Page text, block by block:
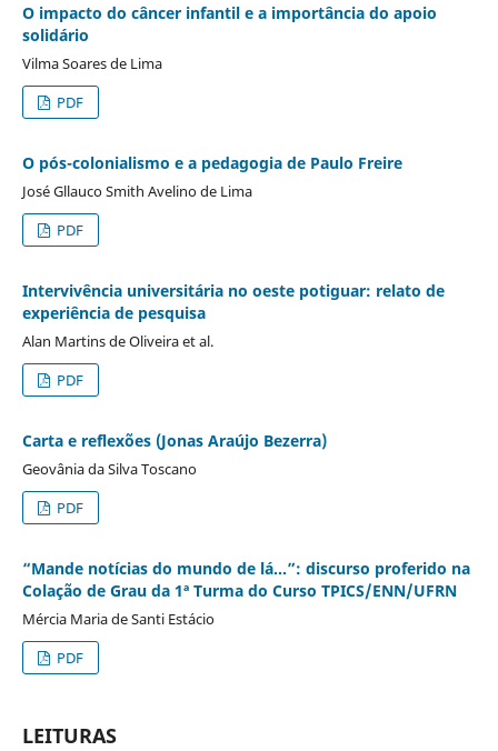
O impacto do câncer infantil e a importância do apoio
solidário
Vilma Soares de Lima
PDF
O pós-colonialismo e a pedagogia de Paulo Freire
José Gllauco Smith Avelino de Lima
PDF
Intervivência universitária no oeste potiguar: relato de
experiência de pesquisa
Alan Martins de Oliveira et al.
PDF
Carta e reflexões (Jonas Araújo Bezerra)
Geovânia da Silva Toscano
PDF
“Mande notícias do mundo de lá...”: discurso proferido na
Colação de Grau da 1ª Turma do Curso TPICS/ENN/UFRN
Mércia Maria de Santi Estácio
PDF
LEITURAS